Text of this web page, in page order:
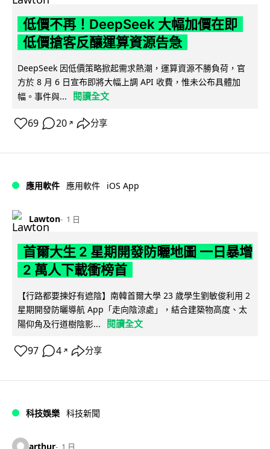
低價不再！DeepSeek 大幅加價在即
低價搶客反釀運算資源告急
DeepSeek 因低價策略掀起需求熱潮，運算資源不勝負荷，官
方於 8 月 6 日宣布即將大幅上調 API 收費，惟未公布具體加
幅。事件與...
閱讀全文
69 20 ↗ 分享
應用軟件 應用軟件 iOS App
Lawton 1 日
首爾大生 2 星期開發防曬地圖 一日暴增
2 萬人下載衝榜首
【行路都要揀好有遮陰】南韓首爾大學 23 歲學生劉敏俊利用 2
星期開發防曬導航 App「走向陰涼處」，結合建築物高度、太
陽仰角及行道樹陰影...
閱讀全文
97 4 ↗ 分享
科技娛樂 科技新聞
arthur 1 日